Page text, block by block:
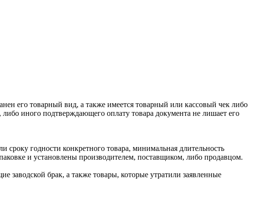
его товарный вид, а также имеется товарный или кассовый чек либо
иного подтверждающего оплату товара документа не лишает его
сроку годности конкретного товара, минимальная длительность
и установлены производителем, поставщиком, либо продавцом.
заводской брак, а также товары, которые утратили заявленные